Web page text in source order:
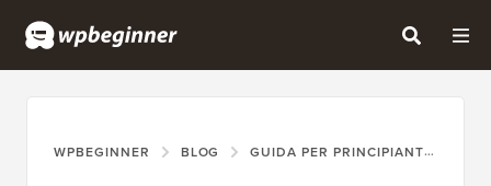
WPBEGINNER BLOG GUIDA PER PRINCIPIANTI